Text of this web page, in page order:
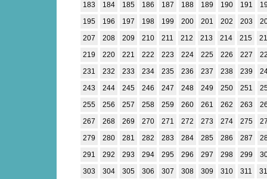
183
184 185 186 187 188 189 190 191
195
196 197 198 199 200 201 202 203
207
208 209 210 211 212 213 214 215
219
220 221 222 223 224 225 226 227
231
232 233 234 235 236 237 238 239
243
244 245 246 247 248 249 250 251
255
256 257 258 259 260 261 262 263
267
268 269 270 271 272 273 274 275
279
280 281 282 283 284 285 286 287
291
292 293 294 295 296 297 298 299
303
304 305 306 307 308 309 310 311